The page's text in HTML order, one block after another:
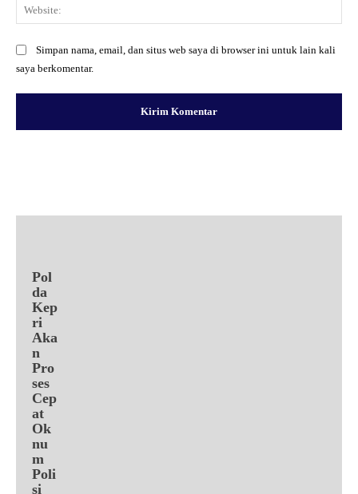
Simpan nama, email, dan situs web saya di browser ini untuk lain kali
saya berkomentar.
Pol
da
Kep
ri
Aka
n
Pro
ses
Cep
at
Ok
nu
m
Poli
si